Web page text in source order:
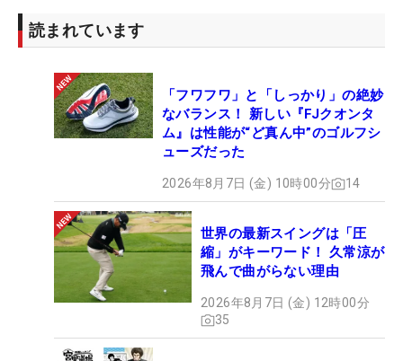
読まれています
「フワフワ」と「しっかり」の絶妙
なバランス！ 新しい『FJクオンタ
ム』は性能が“ど真ん中”のゴルフシ
ューズだった
2026年8月7日 (金) 10時00分 14
世界の最新スイングは「圧
縮」がキーワード！ 久常涼が
飛んで曲がらない理由
2026年8月7日 (金) 12時00分
35